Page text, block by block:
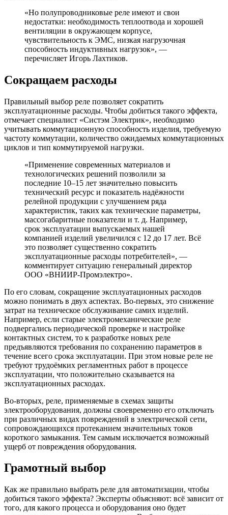
«Но полупроводниковые реле имеют и свои
недостатки: необходимость теплоотвода и хорошей
вентиляции в окружающем корпусе,
чувствительность к ЭМС, низкая нагрузочная
способность индуктивных нагрузок», —
перечисляет Игорь Лахтиков.
Сокращаем расходы
Правильный выбор реле позволяет сократить
эксплуатационные расходы. Чтобы добиться такого эффекта,
отмечает специалист «Систэм Электрик», необходимо
учитывать коммутационную способность изделия, требуемую
частоту коммутации, количество ожидаемых коммутационных
циклов и тип коммутируемой нагрузки.
«Применение современных материалов и
технологических решений позволили за
последние 10–15 лет значительно повысить
технический ресурс и показатель надёжности
релейной продукции с улучшением ряда
характеристик, таких как технические параметры,
массогабаритные показатели и т. д. Например,
срок эксплуатации выпускаемых нашей
компанией изделий увеличился с 12 до 17 лет. Всё
это позволяет существенно сократить
эксплуатационные расходы потребителей», —
комментирует ситуацию генеральный директор
ООО «ВНИИР-Промэлектро».
По его словам, сокращение эксплуатационных расходов
можно понимать в двух аспектах. Во-первых, это снижение
затрат на техническое обслуживание самих изделий.
Например, если старые электромеханические реле
подвергались периодической проверке и настройке
контактных систем, то к разработке новых реле
предъявляются требования по сохранению параметров в
течение всего срока эксплуатации. При этом новые реле не
требуют трудоёмких регламентных работ в процессе
эксплуатации, что положительно сказывается на
эксплуатационных расходах.
Во-вторых, реле, применяемые в схемах защиты
электрооборудования, должны своевременно его отключать
при различных видах повреждений в электрической сети,
сопровождающихся протеканием значительных токов
короткого замыкания. Тем самым исключается возможный
ущерб от повреждения оборудования.
Грамотный выбор
Как же правильно выбрать реле для автоматизации, чтобы
добиться такого эффекта? Эксперты объясняют: всё зависит от
того, для какого процесса и оборудования оно будет